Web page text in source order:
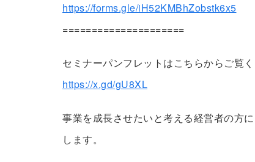
https://forms.gle/iH52KMBhZobstk6x5
=====================
セミナーパンフレットはこちらからご覧く
https://x.gd/gU8XL
事業を成長させたいと考える経営者の方
します。